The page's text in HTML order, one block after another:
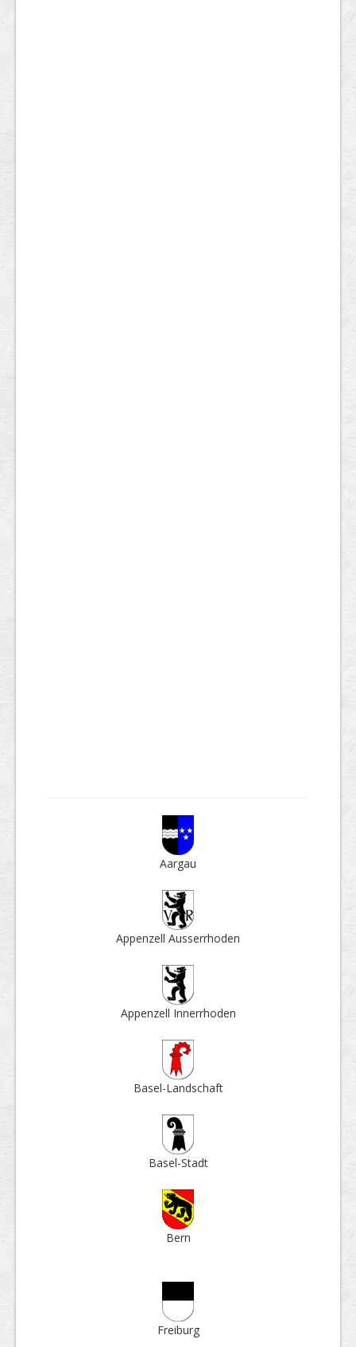
Aargau
Appenzell Ausser­rhoden
Appenzell Inner­rhoden
Basel-Land­schaft
Basel-Stadt
Bern
Frei­burg